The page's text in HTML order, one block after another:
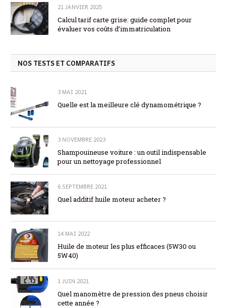
21 JANVIER 2025
Calcul tarif carte grise: guide complet pour
évaluer vos coûts d’immatriculation
NOS TESTS ET COMPARATIFS
3 MAI 2021
Quelle est la meilleure clé dynamométrique ?
3 NOVEMBRE 2023
Shampouineuse voiture : un outil indispensable
pour un nettoyage professionnel
6 SEPTEMBRE 2021
Quel additif huile moteur acheter ?
14 MAI 2022
Huile de moteur les plus efficaces (5W30 ou
5W40)
1 JUIN 2021
Quel manomètre de pression des pneus choisir
cette année ?